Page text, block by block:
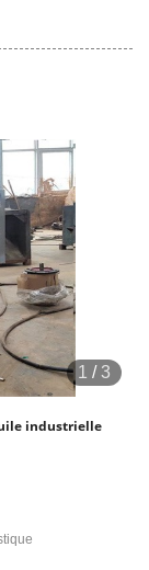
possible avant
1 /3
industrielle